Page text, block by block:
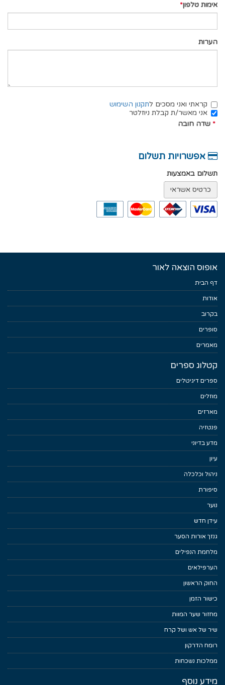
אימות טלפון
הערות
קראתי ואני מסכים לתקנון השימוש
אני מאשר/ת קבלת ניוזלטר
* שדה חובה
אפשרויות תשלום
תשלום באמצעות
אופוס הוצאה לאור
דף הבית
אודות
בקרוב
סופרים
מאמרים
קטלוג ספרים
ספרים דיגיטלים
מוזלים
מארזים
פנטזיה
מדע בדיוני
עיון
ניהול וכלכלה
סיפורת
נוער
עידן חדש
גנזך אורות הסער
מלחמת הנפילים
הערפילאים
החוק הראשון
כישור הזמן
מחזור שער המוות
שיר של אש ושל קרח
רומח הדרקון
ממלכות נשכחות
מידע נוסף